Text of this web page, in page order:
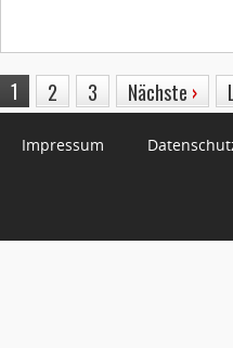
1 2 3 Nächste ›
Impressum